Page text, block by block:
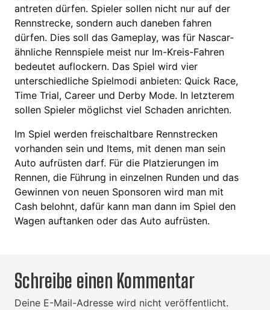
antreten dürfen. Spieler sollen nicht nur auf der
Rennstrecke, sondern auch daneben fahren
dürfen. Dies soll das Gameplay, was für Nascar-
ähnliche Rennspiele meist nur Im-Kreis-Fahren
bedeutet auflockern. Das Spiel wird vier
unterschiedliche Spielmodi anbieten: Quick Race,
Time Trial, Career und Derby Mode. In letzterem
sollen Spieler möglichst viel Schaden anrichten.
Im Spiel werden freischaltbare Rennstrecken
vorhanden sein und Items, mit denen man sein
Auto aufrüsten darf. Für die Platzierungen im
Rennen, die Führung in einzelnen Runden und das
Gewinnen von neuen Sponsoren wird man mit
Cash belohnt, dafür kann man dann im Spiel den
Wagen auftanken oder das Auto aufrüsten.
Schreibe einen Kommentar
Deine E-Mail-Adresse wird nicht veröffentlicht.